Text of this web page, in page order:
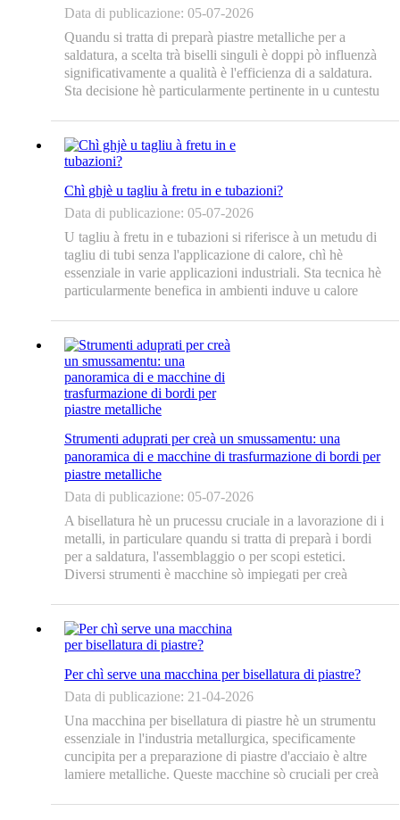
Data di publicazione: 05-07-2026
Quandu si tratta di preparà piastre metalliche per a
saldatura, a scelta trà biselli singuli è doppi pò influenzà
significativamente a qualità è l'efficienza di a saldatura.
Sta decisione hè particularmente pertinente in u cuntestu
precisione è a durabilità sò di primura. ...
Chì ghjè u tagliu à fretu in e tubazioni?
Data di publicazione: 05-07-2026
U tagliu à fretu in e tubazioni si riferisce à un metudu di
tagliu di tubi senza l'applicazione di calore, chì hè
essenziale in varie applicazioni industriali. Sta tecnica hè
particularmente benefica in ambienti induve u calore
strutture circundanti. Tagliu à fretu...
Strumenti aduprati per creà un smussamentu: una
panoramica di e macchine di trasfurmazione di bordi per
piastre metalliche
Data di publicazione: 05-07-2026
A bisellatura hè un prucessu cruciale in a lavorazione di i
metalli, in particulare quandu si tratta di preparà i bordi
per a saldatura, l'assemblaggio o per scopi estetici.
Diversi strumenti è macchine sò impiegati per creà
i bordi per piastre è tubi metallichi. Questu articulu
esplora...
Per chì serve una macchina per bisellatura di piastre?
Data di publicazione: 21-04-2026
Una macchina per bisellatura di piastre hè un strumentu
essenziale in l'industria metallurgica, specificamente
cuncipita per a preparazione di piastre d'acciaio è altre
lamiere metalliche. Queste macchine sò cruciali per creà
applicazioni, in...